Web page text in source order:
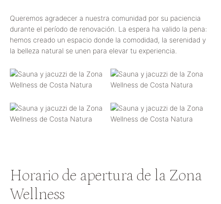
Queremos agradecer a nuestra comunidad por su paciencia
durante el período de renovación. La espera ha valido la pena:
hemos creado un espacio donde la comodidad, la serenidad y
la belleza natural se unen para elevar tu experiencia.
Horario de apertura de la Zona
Wellness